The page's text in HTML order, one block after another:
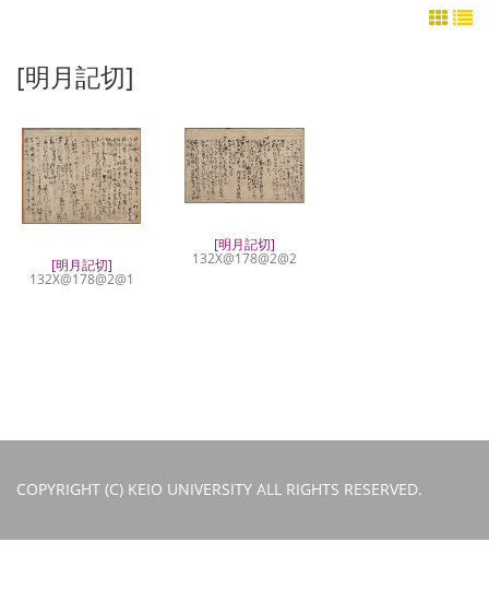
[明月記切]
[明月記切]
132X@178@2@1
[明月記切]
132X@178@2@2
COPYRIGHT (C) KEIO UNIVERSITY ALL RIGHTS RESERVED.